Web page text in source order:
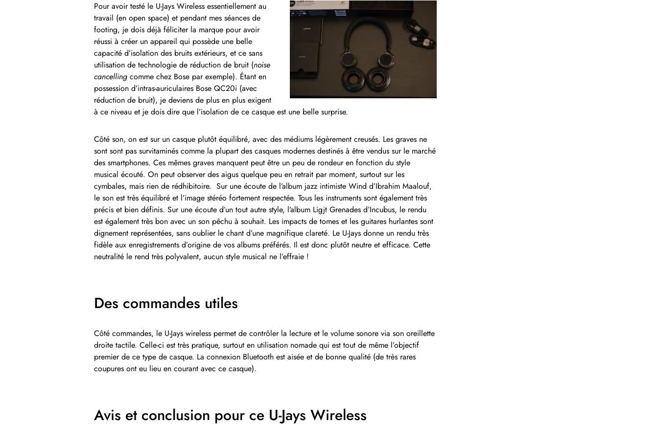
Pour avoir testé le U-Jays Wireless essentiellement au
travail (en open space) et pendant mes séances de
footing, je dois déjà féliciter la marque pour avoir
réussi à créer un appareil qui possède une belle
capacité d’isolation des bruits extérieurs, et ce sans
utilisation de technologie de réduction de bruit (noise
cancelling comme chez Bose par exemple). Étant en
possession d’intras-auriculaires Bose QC20i (avec
réduction de bruit), je deviens de plus en plus exigent
à ce niveau et je dois dire que l’isolation de ce casque est une belle surprise.
Côté son, on est sur un casque plutôt équilibré, avec des médiums légèrement creusés. Les graves ne
sont sont pas survitaminés comme la plupart des casques modernes destinés à être vendus sur le marché
des smartphones. Ces mêmes graves manquent peut être un peu de rondeur en fonction du style
musical écouté. On peut observer des aigus quelque peu en retrait par moment, surtout sur les
cymbales, mais rien de rédhibitoire. Sur une écoute de l’album jazz intimiste Wind d’Ibrahim Maalouf,
le son est très équilibré et l’image stéréo fortement respectée. Tous les instruments sont également très
précis et bien définis. Sur une écoute d’un tout autre style, l’album Ligjt Grenades d’Incubus, le rendu
est également très bon avec un son pêchu à souhait. Les impacts de tomes et les guitares hurlantes sont
dignement représentées, sans oublier le chant d’une magnifique clareté. Le U-Jays donne un rendu très
fidèle aux enregistrements d’origine de vos albums préférés. Il est donc plutôt neutre et efficace. Cette
neutralité le rend très polyvalent, aucun style musical ne l’effraie !
Des commandes utiles
Côté commandes, le U-Jays wireless permet de contrôler la lecture et le volume sonore via son oreillette
droite tactile. Celle-ci est très pratique, surtout en utilisation nomade qui est tout de même l’objectif
premier de ce type de casque. La connexion Bluetooth est aisée et de bonne qualité (de très rares
coupures ont eu lieu en courant avec ce casque).
Avis et conclusion pour ce U-Jays Wireless